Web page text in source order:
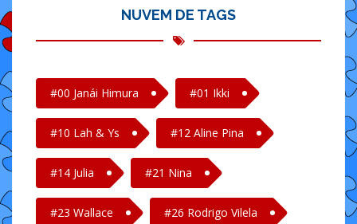
NUVEM DE TAGS
#00 Janái Himura #01 Ikki
#10 Lah & Ys #12 Aline Pina
#14 Julia #21 Nina
#23 Wallace #26 Rodrigo Vilela